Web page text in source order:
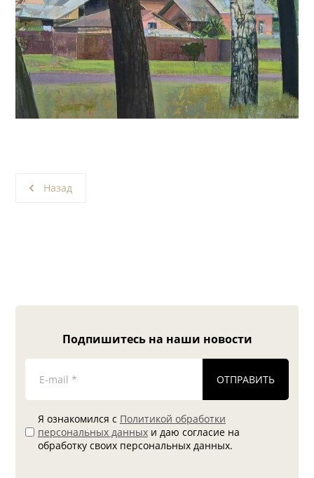
Назад
Подпишитесь на наши новости
ОТПРАВИТЬ
Я ознакомился с Политикой обработки
персональных данных и даю согласие на
обработку своих персональных данных.